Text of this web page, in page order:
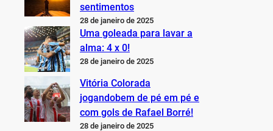
sentimentos
28 de janeiro de 2025
Uma goleada para lavar a
alma: 4 x 0!
28 de janeiro de 2025
Vitória Colorada
jogandobem de pé em pé e
com gols de Rafael Borré!
28 de janeiro de 2025